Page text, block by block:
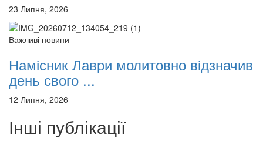
23 Липня, 2026
Важливі новини
Намісник Лаври молитовно відзначив
день свого ...
12 Липня, 2026
Інші публікації